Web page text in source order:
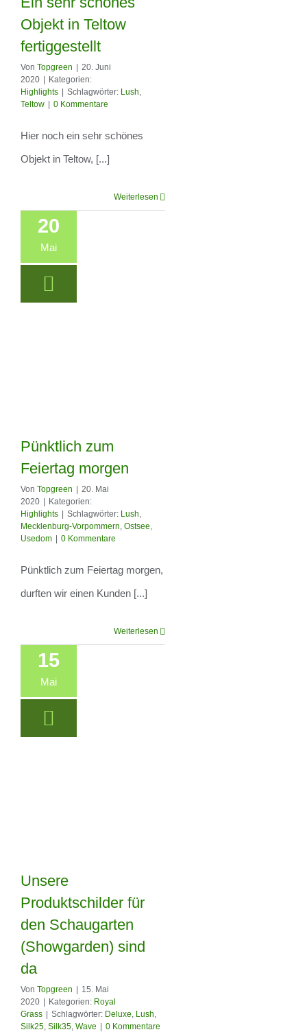
Royal Grass Lush
– Ein sehr schönes
Objekt in Teltow
fertiggestellt
Objekt in Teltow
fertiggestellt
Von Topgreen | 20. Juni
2020 | Kategorien:
Highlights | Schlagwörter: Lush
Teltow | 0 Kommentare
Hier noch ein sehr schönes
Objekt in Teltow, [...]
Weiterlesen
20
Mai
Pünktlich zum
Feiertag morgen
Pünktlich zum
Feiertag morgen
Von Topgreen | 20. Mai
2020 | Kategorien:
Highlights | Schlagwörter: Lush
Mecklenburg-Vorpommern Ostsee
Usedom | 0 Kommentare
Pünktlich zum Feiertag morgen,
durften wir einen Kunden [...]
Weiterlesen
15
Mai
Unsere
Produktschilder für
den Schaugarten
da
Unsere
Produktschilder für
den Schaugarten
(Showgarden) sind
da
Von Topgreen | 15. Mai
2020 | Kategorien: Royal
Grass | Schlagwörter: Deluxe Lush
Silk25 Silk35 Wave | 0 Kommentare